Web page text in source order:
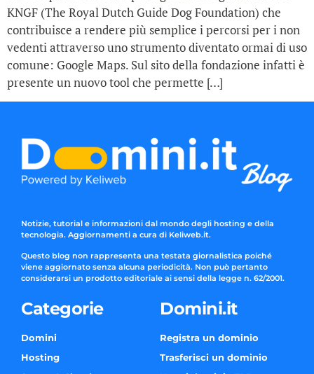
KNGF (The Royal Dutch Guide Dog Foundation) che
contribuisce a rendere più semplice i percorsi per i non
vedenti attraverso uno strumento diventato ormai di uso
comune: Google Maps. Sul sito della fondazione infatti è
presente un nuovo tool che permette […]
Notizie, tutorial e informazioni dal mondo degli hosting e della
tecnologia. Aggiornamenti a cura di Keliweb.it.
Questo blog non rappresenta una testata giornalistica poiché
viene aggiornato senza alcuna periodicità. Non può pertanto
considerarsi un prodotto editoriale ai sensi della legge n. 62/2001.
Categorie
Domini
Hosting
Domini.it
Registra un dominio
Trasferisci un dominio